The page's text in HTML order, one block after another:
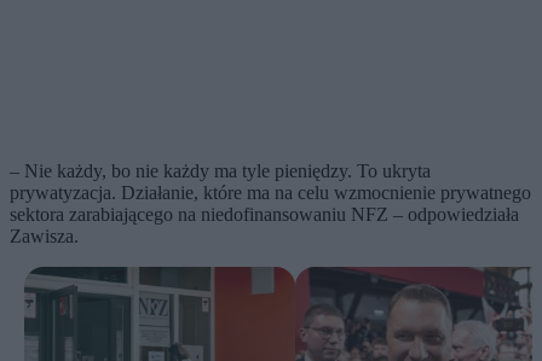
– Nie każdy, bo nie każdy ma tyle pieniędzy. To ukryta
prywatyzacja. Działanie, które ma na celu wzmocnienie prywatnego
sektora zarabiającego na niedofinansowaniu NFZ – odpowiedziała
Zawisza.